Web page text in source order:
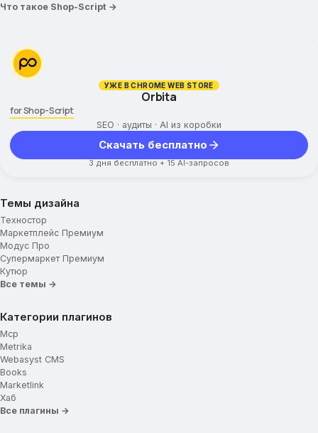
Поисковая подсказка
Тип навигационного меню
Навигационное меню
Иконки для меню
Содержание вспомогательного меню
Главная страница
Вариант отображения
Номер альбома со слайдами
Информация о магазине
Новостная лента
Популярные категории
Название брендов
Заголовок для брендов
Логотипы брендов
Промо-иконки
Что такое Shop-Script →
УЖЕ В CHROME WEB STORE
Orbita
for Shop-Script
SEO · аудиты · AI из коробки
Скачать бесплатно
3 дня бесплатно + 15 AI-запросов
Темы дизайна
Техностор
Маркетплейс Премиум
Модус Про
Супермаркет Премиум
Кутюр
Все темы →
Категории плагинов
Mcp
Metrika
Webasyst CMS
Books
Marketlink
Хаб
Все плагины →